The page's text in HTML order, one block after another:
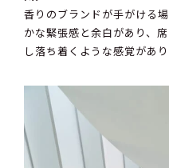
香りのブランドが手がける
かな緊張感と余白があり、
し落ち着くような感覚があり